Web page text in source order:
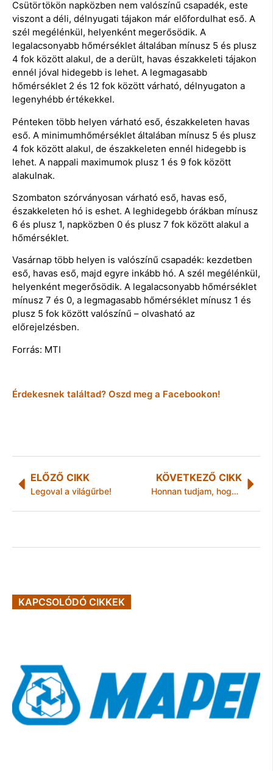
Csütörtökön napközben nem valószínű csapadék, este
viszont a déli, délnyugati tájakon már előfordulhat eső. A
szél megélénkül, helyenként megerősödik. A
legalacsonyabb hőmérséklet általában mínusz 5 és plusz
4 fok között alakul, de a derült, havas északkeleti tájakon
ennél jóval hidegebb is lehet. A legmagasabb
hőmérséklet 2 és 12 fok között várható, délnyugaton a
legenyhébb értékekkel.
Pénteken több helyen várható eső, északkeleten havas
eső. A minimumhőmérséklet általában mínusz 5 és plusz
4 fok között alakul, de északkeleten ennél hidegebb is
lehet. A nappali maximumok plusz 1 és 9 fok között
alakulnak.
Szombaton szórványosan várható eső, havas eső,
északkeleten hó is eshet. A leghidegebb órákban mínusz
6 és plusz 1, napközben 0 és plusz 7 fok között alakul a
hőmérséklet.
Vasárnap több helyen is valószínű csapadék: kezdetben
eső, havas eső, majd egyre inkább hó. A szél megélénkül,
helyenként megerősödik. A legalacsonyabb hőmérséklet
mínusz 7 és 0, a legmagasabb hőmérséklet mínusz 1 és
plusz 5 fok között valószínű – olvasható az
előrejelzésben.
Forrás: MTI
Érdekesnek találtad? Oszd meg a Facebookon!
ELŐZŐ CIKK
Legoval a világűrbe!
KÖVETKEZŐ CIKK
Honnan tudjam, hogy veszélyben van-e a gyerekem a telefonja miatt?
KAPCSOLÓDÓ CIKKEK